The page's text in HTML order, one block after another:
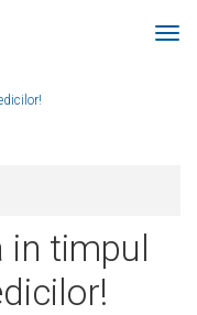
in timpul